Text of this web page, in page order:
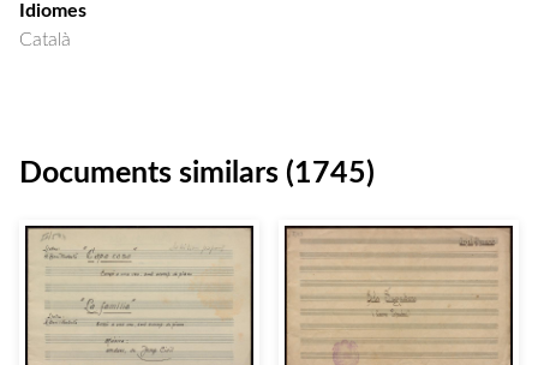
Idiomes
Català
Documents similars (1745)